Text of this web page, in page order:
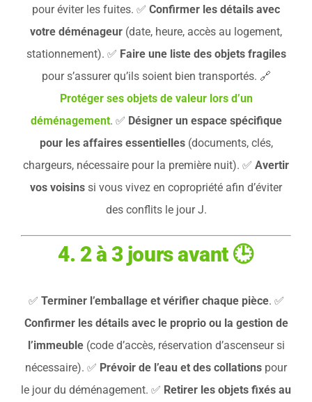
pour éviter les fuites. ✅ Confirmer les détails avec
votre déménageur (date, heure, accès au logement,
stationnement). ✅ Faire une liste des objets fragiles
pour s’assurer qu’ils soient bien transportés. 🔗
Protéger ses objets de valeur lors d’un
déménagement. ✅ Désigner un espace spécifique
pour les affaires essentielles(documents, clés,
chargeurs, nécessaire pour la première nuit). ✅ Avertir
vos voisins si vous vivez en copropriété afin d’éviter
des conflits le jour J.
4. 2 à 3 jours avant🕒
✅ Terminer l’emballage et vérifier chaque pièce. ✅
Confirmer les détails avec le proprio ou la gestion de
l’immeuble(code d’accès, réservation d’ascenseur si
nécessaire). ✅ Prévoir de l’eau et des collations pour
le jour du déménagement. ✅ Retirer les objets fixés au